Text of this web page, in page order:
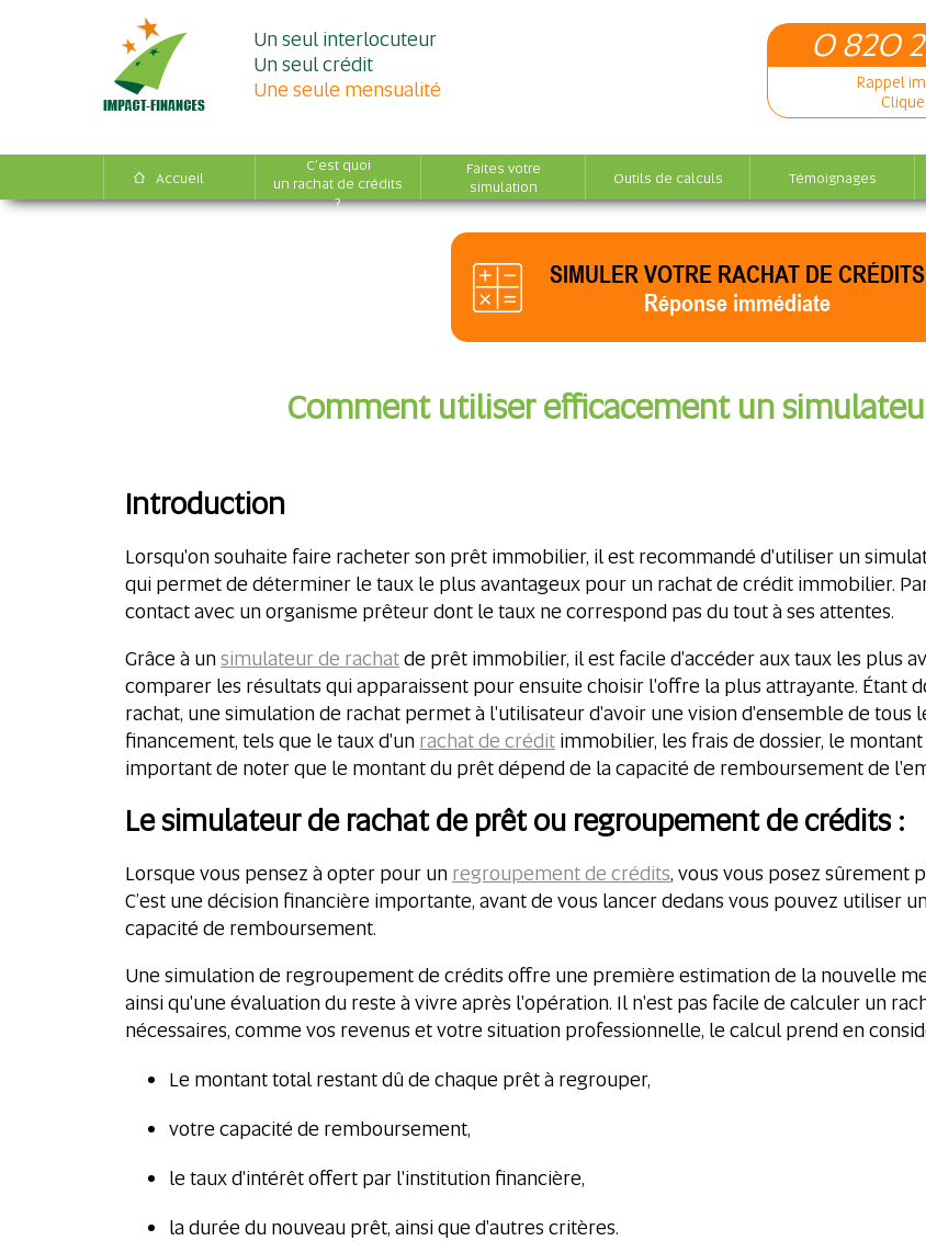
Un seul interlocuteur
Un seul crédit
Une seule mensualité
0 820
Rappel
Accueil
C'est quoi
un rachat de crédits
?
Faites votre
simulation
Outils de calculs Témoignages
SIMULER VOTRE RACHAT DE CRÉDITS
Réponse immédiate
Comment utiliser efficacement un
Introduction
Lorsqu'on souhaite faire racheter son prêt immobilier, il est recommandé d'utiliser un
qui permet de déterminer le taux le plus avantageux pour un rachat de crédit immobilier.
contact avec un organisme prêteur dont le taux ne correspond pas du tout à ses attentes.
Grâce à unsimulateur de rachatde prêt immobilier, il est facile d'accéder aux taux les plus
comparer les résultats qui apparaissent pour ensuite choisir l'offre la plus attrayante. Étant
rachat, une simulation de rachat permet à l'utilisateur d'avoir une vision d'ensemble de tous
financement, tels que le taux d'un rachat de crédit immobilier, les frais de dossier, le
important de noter que le montant du prêt dépend de la capacité de remboursement de
Le simulateur de rachat de prêt ou regroupement de crédits :
Lorsque vous pensez à opter pour un regroupement de crédits, vous vous posez sûrement
C’est une décision financière importante, avant de vous lancer dedans vous pouvez utiliser
capacité de remboursement.
Une simulation de regroupement de crédits offre une première estimation de la nouvelle
ainsi qu'une évaluation du reste à vivre après l'opération. Il n'est pas facile de calculer un
nécessaires, comme vos revenus et votre situation professionnelle, le calcul prend en
Le montant total restant dû de chaque prêt à regrouper,
votre capacité de remboursement,
le taux d'intérêt offert par l'institution financière,
la durée du nouveau prêt, ainsi que d'autres critères.